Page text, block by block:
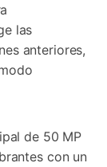
las
anteriores,
de 50 MP
con un